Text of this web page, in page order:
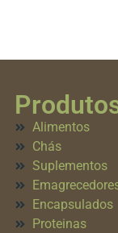
Alimentos
Chás
Suplementos
Encapsulados
Proteinas